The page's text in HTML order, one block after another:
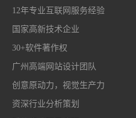
12年专业互联网服务经验
国家高新技术企业
30+软件著作权
广州高端网站设计团队
创意原动力，视觉生产力
资深行业分析策划